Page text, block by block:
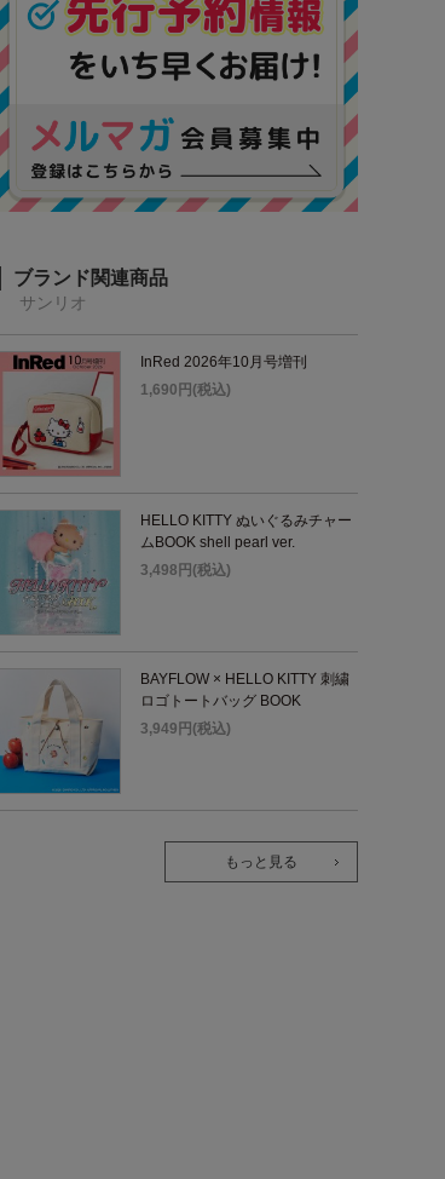
ブランド関連商品
サンリオ
InRed 2026年10月号増刊
1,690円(税込)
HELLO KITTY ぬいぐるみチャー
ムBOOK shell pearl ver.
3,498円(税込)
BAYFLOW × HELLO KITTY 刺繍
ロゴトートバッグ BOOK
3,949円(税込)
もっと見る